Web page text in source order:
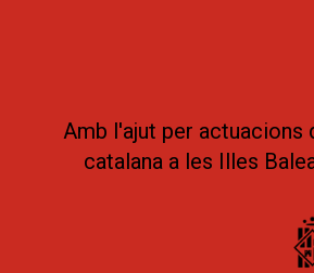
Amb l'ajut per actuacions
catalana a les Illes